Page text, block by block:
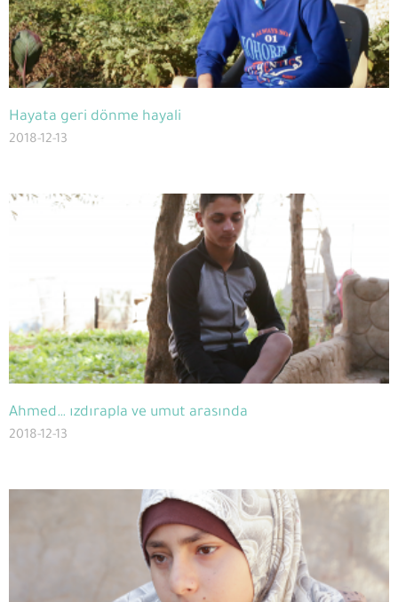
Hayata geri dönme hayali
2018-12-13
Ahmed… ızdırapla ve umut arasında
2018-12-13